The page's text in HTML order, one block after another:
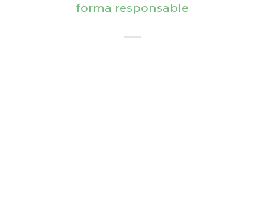
forma responsable